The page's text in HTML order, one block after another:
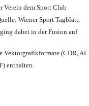
Verein dem Sport Club
Wiener Sport Tagblatt,
dabei in der Fusion auf
Vektorgrafikformate (CDR, AI
enthalten.